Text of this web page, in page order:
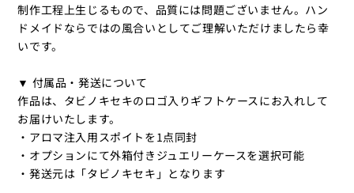
制作工程上生じるもので、品質には問題ございません。ハン
ドメイドならではの風合いとしてご理解いただけましたら幸
いです。
▼ 付属品・発送について
作品は、タビノキセキのロゴ入りギフトケースにお入れして
お届けいたします。
・アロマ注入用スポイトを1点同封
・オプションにて外箱付きジュエリーケースを選択可能
・発送元は「タビノキセキ」となります